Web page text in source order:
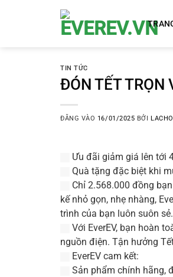
TIN TỨC
ĐÓN TẾT TRỌN
ĐĂNG VÀO 16/01/2025 BỞI
Ưu đãi giảm giá lên tới
Quà tặng đặc biệt khi
Chỉ 2.568.000 đồng
kế nhỏ gọn, nhẹ nhàng,
trình của bạn luôn suôn sẻ.
Với EverEV, bạn hoàn
nguồn điện. Tận hưởng
EverEV cam kết:
Sản phẩm chính hãng,